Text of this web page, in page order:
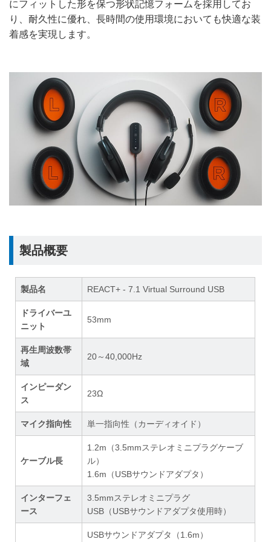
にフィットした形を保つ形状記憶フォームを採用してお
り、耐久性に優れ、長時間の使用環境においても快適な装
着感を実現します。
製品概要
製品名 REACT+ - 7.1 Virtual Surround USB
ドライバーユ
ニット
53mm
再生周波数帯
域
20～40,000Hz
インピーダン
ス
23Ω
マイク指向性 単一指向性（カーディオイド）
ケーブル長
1.2m（3.5mmステレオミニプラグケーブ
ル）
1.6m（USBサウンドアダプタ）
インターフェ
ース
3.5mmステレオミニプラグ
USB（USBサウンドアダプタ使用時）
USBサウンドアダプタ（1.6m）